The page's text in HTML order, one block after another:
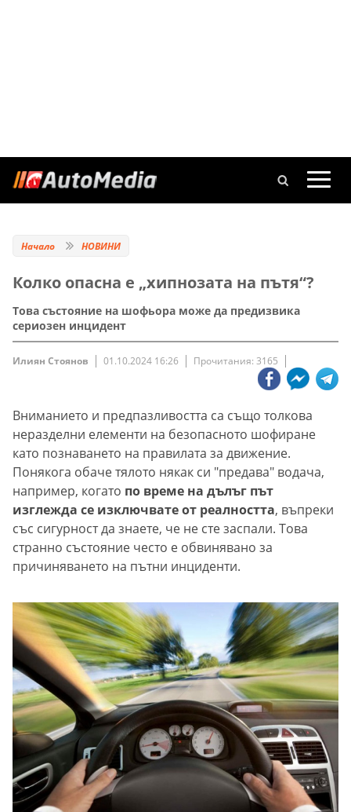
Начало НОВИНИ
Колко опасна е „хипнозата на пътя“?
Това състояние на шофьора може да предизвика
сериозен инцидент
Илиян Стоянов 01.10.2024 16:26 Прочитания: 3165
Вниманието и предпазливостта са също толкова
неразделни елементи на безопасното шофиране
като познаването на правилата за движение.
Понякога обаче тялото някак си "предава" водача,
например, когато по време на дълъг път
изглежда се изключвате от реалността, въпреки
със сигурност да знаете, че не сте заспали. Това
странно състояние често е обвинявано за
причиняването на пътни инциденти.